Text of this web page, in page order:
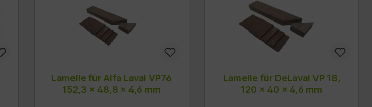
Lamelle für Alfa Laval VP76
152,3 x 48,8 x 4,6 mm
Lamelle für DeLaval VP 18,
120 x 40 x 4,6 mm